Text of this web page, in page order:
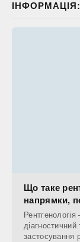
ІНФОРМАЦІЯ:
Що таке
напрямки,
застосування